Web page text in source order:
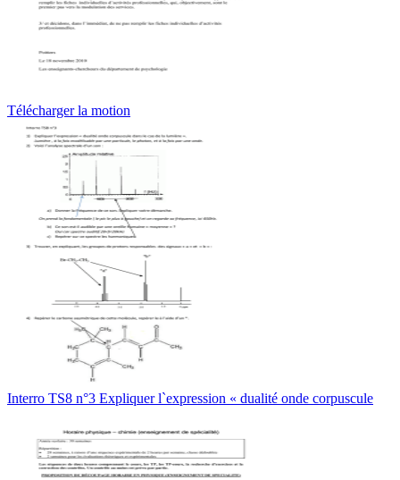
Télécharger la motion
Interro TS8 n°3 Expliquer l`expression « dualité onde corpuscule